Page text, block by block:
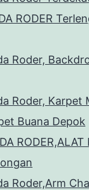
RODER
Roder,
Roder, Karpet
Buana Depok
RODER,ALAT
Roder,Arm